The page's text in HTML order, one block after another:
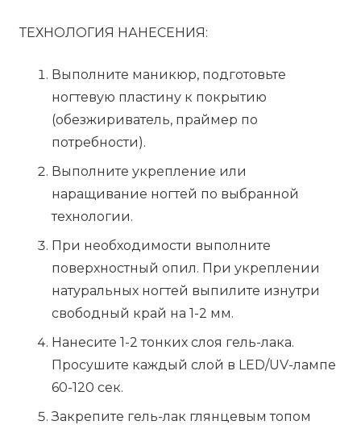
ТЕХНОЛОГИЯ НАНЕСЕНИЯ:
Выполните маникюр, подготовьте
ногтевую пластину к покрытию
(обезжириватель, праймер по
потребности).
Выполните укрепление или
наращивание ногтей по выбранной
технологии.
При необходимости выполните
поверхностный опил. При укреплении
натуральных ногтей выпилите изнутри
свободный край на 1-2 мм.
Нанесите 1-2 тонких слоя гель-лака.
Просушите каждый слой в LED/UV-лампе
60-120 сек.
Закрепите гель-лак глянцевым топом